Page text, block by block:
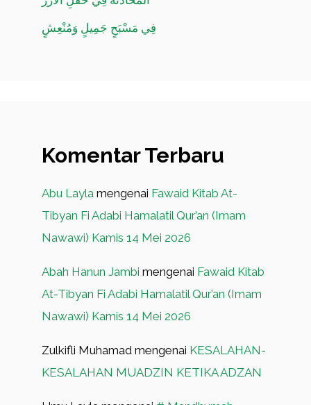
فِي مَسْبَحٍ جَمِيلٍ وَمُنْعِشٍ
Komentar Terbaru
Abu Layla mengenai Fawaid Kitab At-
Tibyan Fi Adabi Hamalatil Qur’an (Imam
Nawawi) Kamis 14 Mei 2026
Abah Hanun Jambi mengenai Fawaid Kitab
At-Tibyan Fi Adabi Hamalatil Qur’an (Imam
Nawawi) Kamis 14 Mei 2026
Zulkifli Muhamad mengenai KESALAHAN-
KESALAHAN MUADZIN KETIKA ADZAN